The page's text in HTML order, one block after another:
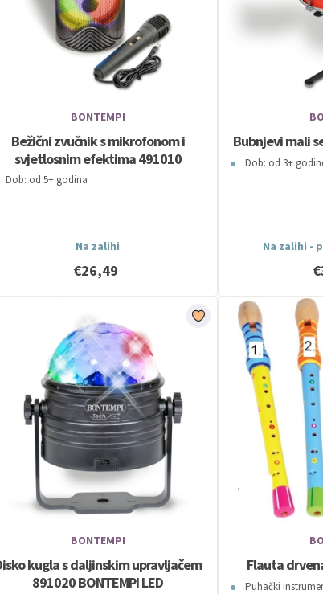
BONTEMPI
Bežični zvučnik s mikrofonom i
svjetlosnim efektima 491010
BONTEMPI
Dob: od 5+ godina
Na zalihi
€26,49
Bubnjevi mali
Dob: od 3+
Na zalihi -
BONTEMPI
kugla s daljinskim upravljačem
891020 BONTEMPI LED
Flauta
Puhački